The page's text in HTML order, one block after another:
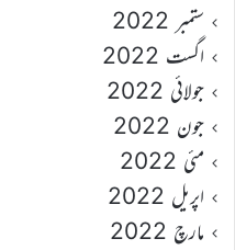
ستمبر 2022
اگست 2022
جولائی 2022
جون 2022
مئی 2022
اپریل 2022
مارچ 2022